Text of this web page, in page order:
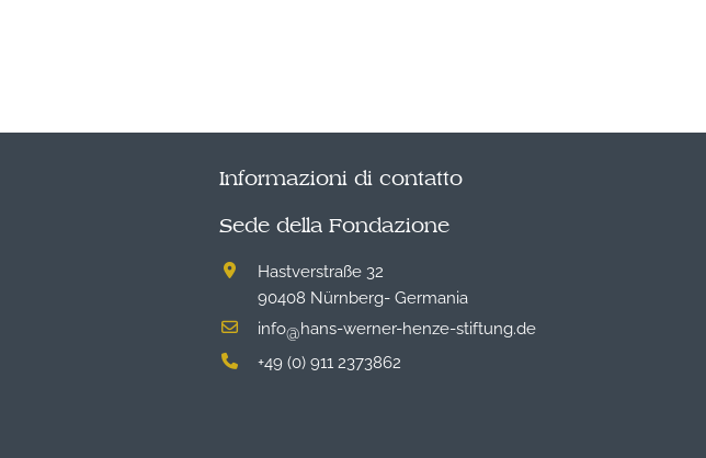
Informazioni di contatto
Sede della Fondazione
Hastverstraße 32
90408 Nürnberg- Germania
info@hans-werner-henze-stiftung.de
+49 (0) 911 2373862